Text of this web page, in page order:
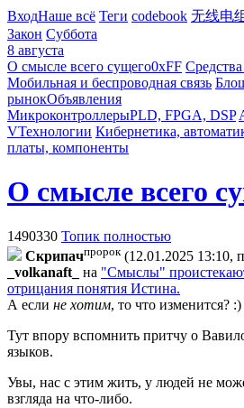
ВходНаше всё Теги codebook 无线电
Закон Суббота
8 августа
О смысле всего сущего0xFF
Мобильная и беспроводная связь
рынокОбъявления
МикроконтроллерыPLD, FPGA, DSP
VТехнологии Кибернетика,
платы, компоненты
О смысле всего
1490330 Топик полностью
Cкpипaчпророк (12.01.2025 13:10,
_volkanaft_
на "Смыслы"
отрицания понятия Истина.
А если не хотим, то что изменится? :)
Тут впору вспомнить притчу о
языков.
Увы, нас с этим жить, у людей не
взгляда на что-либо.